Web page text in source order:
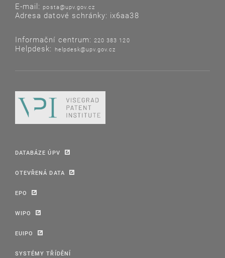
E-mail: posta@upv.gov.cz
Adresa datové schránky: ix6aa38
Informační centrum: 220 383 120
Helpdesk: helpdesk@upv.gov.cz
DATABÁZE ÚPV
OTEVŘENÁ DATA
EPO
WIPO
EUIPO
SYSTÉMY TŘÍDĚNÍ